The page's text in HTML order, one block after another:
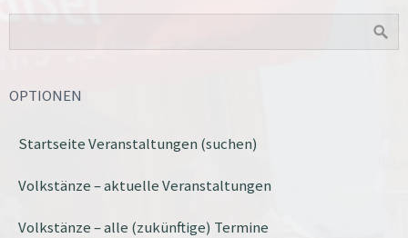
OPTIONEN
Startseite Veranstaltungen (suchen)
Volkstänze – aktuelle Veranstaltungen
Volkstänze – alle (zukünftige) Termine